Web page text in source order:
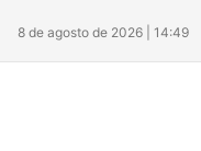
8 de agosto de 2026 | 14:49